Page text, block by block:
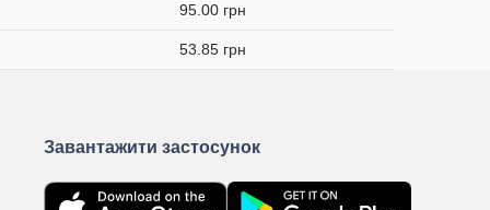
95.00 грн
53.85 грн
Завантажити застосунок